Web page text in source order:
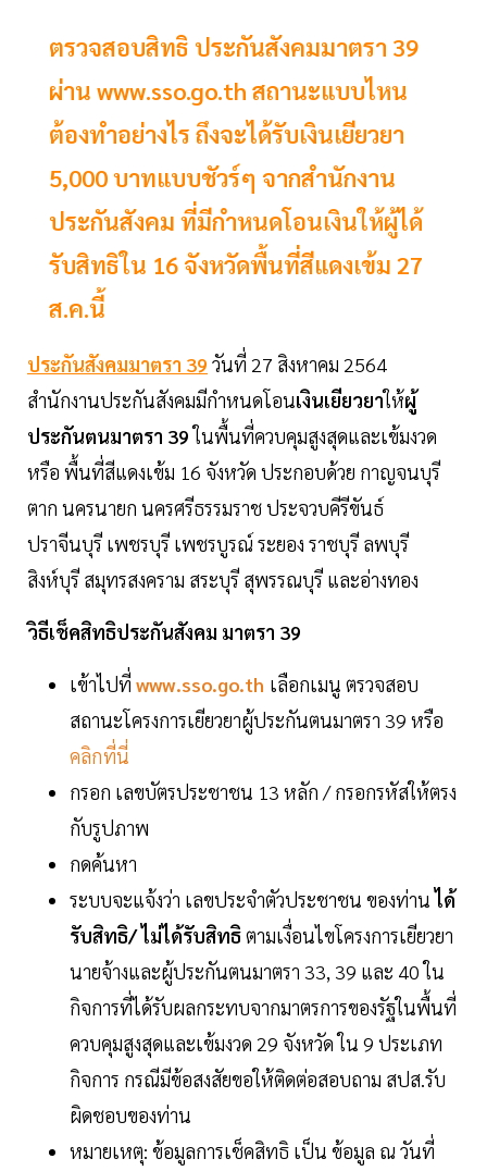
ตรวจสอบสิทธิ ประกันสังคมมาตรา 39
ผ่าน www.sso.go.th สถานะแบบไหน
ต้องทำอย่างไร ถึงจะได้รับเงินเยียวยา
5,000 บาทแบบชัวร์ๆ จากสำนักงาน
ประกันสังคม ที่มีกำหนดโอนเงินให้ผู้ได้
รับสิทธิใน 16 จังหวัดพื้นที่สีแดงเข้ม 27
ส.ค.นี้
ประกันสังคมมาตรา 39 วันที่ 27 สิงหาคม 2564
สำนักงานประกันสังคมมีกำหนดโอนเงินเยียวยาให้ผู้
ประกันตนมาตรา 39ในพื้นที่ควบคุมสูงสุดและเข้มงวด
หรือ พื้นที่สีแดงเข้ม 16 จังหวัด ประกอบด้วย กาญจนบุรี
ตาก นครนายก นครศรีธรรมราช ประจวบคีรีขันธ์
ปราจีนบุรี เพชรบุรี เพชรบูรณ์ ระยอง ราชบุรี ลพบุรี
สิงห์บุรี สมุทรสงคราม สระบุรี สุพรรณบุรี และอ่างทอง
วิธีเช็คสิทธิประกันสังคม มาตรา 39
เข้าไปที่ www.sso.go.th เลือกเมนู ตรวจสอบ
สถานะโครงการเยียวยาผู้ประกันตนมาตรา 39 หรือ
คลิกที่นี่
กรอก เลขบัตรประชาชน 13 หลัก / กรอกรหัสให้ตรง
กับรูปภาพ
กดค้นหา
ระบบจะแจ้งว่า เลขประจำตัวประชาชน ของท่านได้
รับสิทธิ/ ไม่ได้รับสิทธิตามเงื่อนไขโครงการเยียวยา
นายจ้างและผู้ประกันตนมาตรา 33, 39 และ 40 ใน
กิจการที่ได้รับผลกระทบจากมาตรการของรัฐในพื้นที่
ควบคุมสูงสุดและเข้มงวด 29 จังหวัด ใน 9 ประเภท
กิจการ กรณีมีข้อสงสัยขอให้ติดต่อสอบถาม สปส.รับ
ผิดชอบของท่าน
หมายเหตุ: ข้อมูลการเช็คสิทธิ เป็น ข้อมูล ณ วันที่